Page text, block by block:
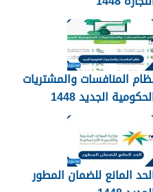
المنافسات والمشتريات
الجديد 1448
المانع للضمان المطور